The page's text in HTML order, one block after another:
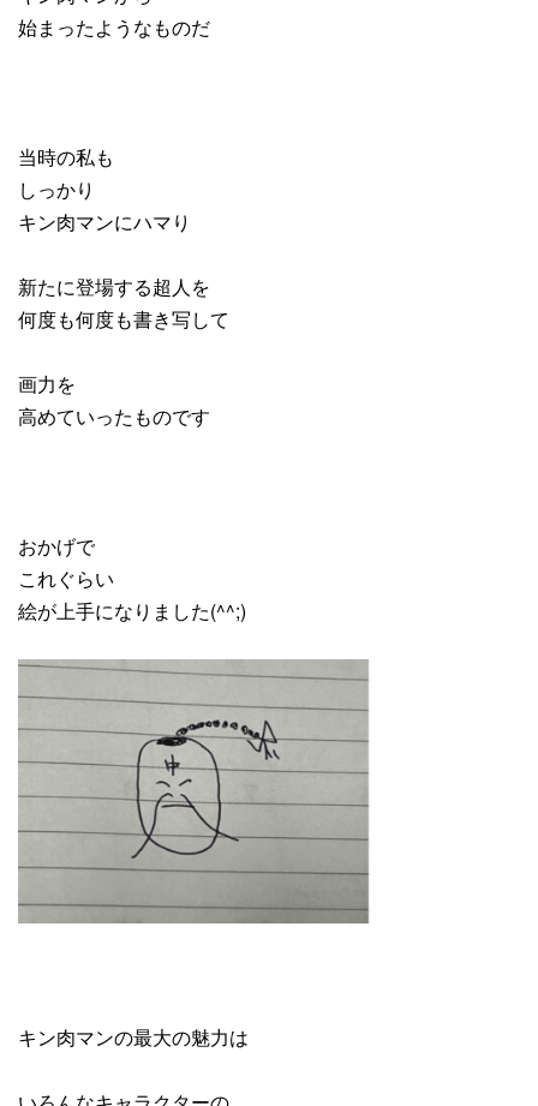
始まったようなものだ
当時の私も
しっかり
キン肉マンにハマり
新たに登場する超人を
何度も何度も書き写して
画力を
高めていったものです
おかげで
これぐらい
絵が上手になりました(^^;)
キン肉マンの最大の魅力は